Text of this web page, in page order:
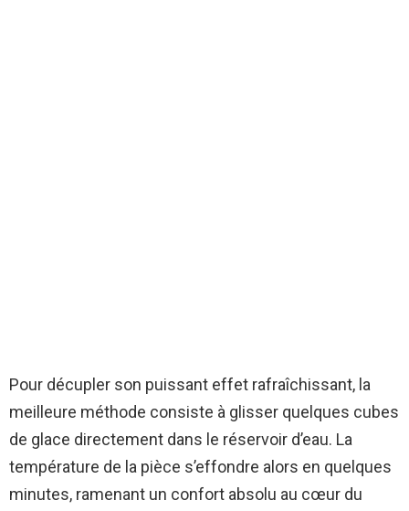
Pour décupler son puissant effet rafraîchissant, la
meilleure méthode consiste à glisser quelques cubes
de glace directement dans le réservoir d’eau. La
température de la pièce s’effondre alors en quelques
minutes, ramenant un confort absolu au cœur du